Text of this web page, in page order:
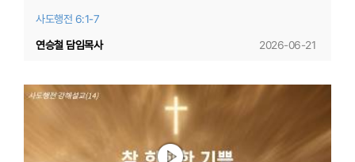
사도행전 6:1-7
2026-06-21
연승철 담임목사